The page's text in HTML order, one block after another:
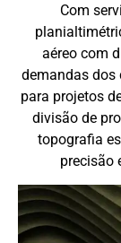
Com
aéreo com
demandas dos
para projetos
divisão de
topografia
precisão